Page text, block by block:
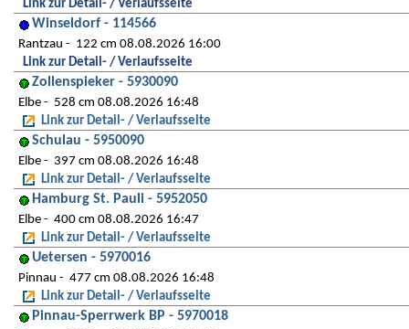
Link zur Detail- / Verlaufsseite
Winseldorf - 114566
Rantzau
122 cm 08.08.2026 16:00
Link zur Detail- / Verlaufsseite
Zollenspieker - 5930090
Elbe
528 cm 08.08.2026 16:48
Link zur Detail- / Verlaufsseite
Schulau - 5950090
Elbe
397 cm 08.08.2026 16:48
Link zur Detail- / Verlaufsseite
Hamburg St. Pauli - 5952050
Elbe
400 cm 08.08.2026 16:47
Link zur Detail- / Verlaufsseite
Uetersen - 5970016
Pinnau
477 cm 08.08.2026 16:48
Link zur Detail- / Verlaufsseite
Pinnau-Sperrwerk BP - 5970018